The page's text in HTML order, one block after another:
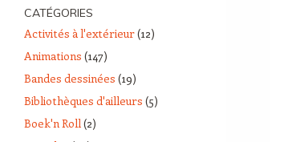
CATÉGORIES
Activités à l'extérieur(12)
Animations (147)
Bandes dessinées (19)
Bibliothèques d'ailleurs (5)
Boek'n Roll(2)